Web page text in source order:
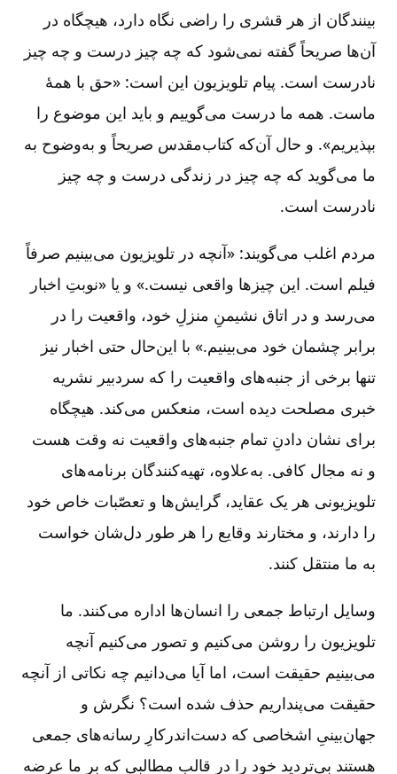
بینندگان از هر قشری را راضی نگاه دارد، هیچگاه در
آن‌ها صریحاً ‌گفته نمی‌شود که چه چیز درست و چه چیز
نادرست است. پیام تلویزیون این است: «حق با همۀ
ماست. همه ما درست می‌گوییم و باید این موضوع را
بپذیریم». و حال آن‌که کتاب‌مقدس صریحاً و به‌وضوح به
ما می‌گوید که چه چیز در زندگی درست و چه چیز
نادرست است.
مردم اغلب می‌گویند: «آنچه در تلویزیون می‌بینیم صرفاً
فیلم است. این چیزها واقعی نیست.» و یا «نوبتِ اخبار
می‌رسد و در اتاق نشیمنِ منزلِ خود، واقعیت را در
برابر چشمان خود می‌بینیم.» با این‌حال حتی اخبار نیز
تنها برخی از جنبه‌های واقعیت را که سردبیر نشریه
خبری مصلحت دیده است، منعکس می‌کند. هیچگاه
برای نشان دادنِ تمام جنبه‌های واقعیت نه وقت هست
و نه مجال کافی. به‌علاوه، تهیه‌کنندگان برنامه‌های
تلویزیونی هر یک عقاید، گرایش‌ها و تعصّبات خاص خود
را دارند، و مختارند وقایع را هر طور دل‌شان خواست
به ما منتقل کنند.
وسایل ارتباط جمعی را انسان‌ها اداره می‌کنند. ما
تلویزیون را روشن می‌کنیم و تصور می‌کنیم آنچه
می‌بینیم حقیقت است، اما آیا می‌دانیم چه نکاتی از آنچه
حقیقت می‌پنداریم حذف شده است؟ نگرش و
جهان‌بینیِ اشخاصی که دست‌اندرکارِ رسانه‌های جمعی
هستند بی‌تردید خود را در قالب مطالبی که بر ما عرضه